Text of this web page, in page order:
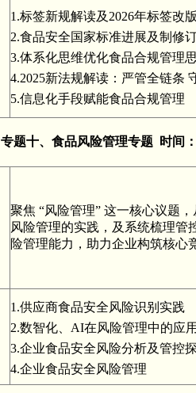
1.标签新规解读及2026年标签改
2.食品安全国家标准进展及制修
3.体系化思维优化食品合规管理
4.2025新法规解读：严管全链条
5.信息化手段赋能食品合规管理
专题十、食品风险管理专题 时间
聚焦 “风险管理” 这一核心议题
风险管理的实践，及系统梳理管
险管理能力，助力企业构筑核心
1.供应商食品安全风险识别实践
2.数智化、AI在风险管理中的应
3.企业食品安全风险分析及管控
4.企业食品安全风险管理